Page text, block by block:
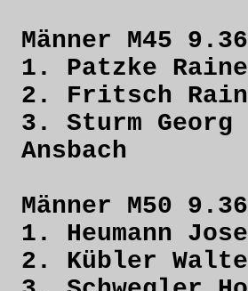
Männer M45
1. Patzke
2. Fritsch
3. Sturm
Ansbach
Männer M50
1. Heumann
2. Kübler